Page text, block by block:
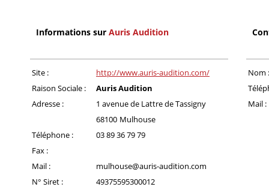
Informations sur Auris Audition
Site :
http://www.auris-audition.com/
Raison Sociale :
Auris Audition
Adresse :
1 avenue de Lattre de Tassigny
68100 Mulhouse
Téléphone :
03 89 36 79 79
Fax :
Mail :
mulhouse@auris-audition.com
N° Siret :
49375595300012
Nom :
Mail :